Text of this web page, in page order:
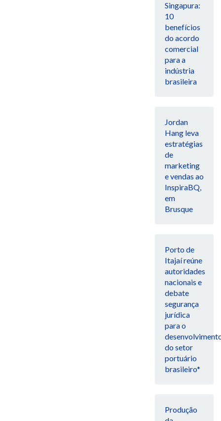
Singapura:
10
benefícios
do acordo
comercial
para a
indústria
brasileira
Jordan
Hang leva
estratégias
de
marketing
e vendas ao
InspiraBQ,
em
Brusque
Porto de
Itajaí reúne
autoridades
nacionais e
debate
segurança
jurídica
para o
do setor
portuário
brasileiro*
Produção